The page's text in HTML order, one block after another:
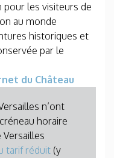
pour les visiteurs de
au monde
historiques et
par le
du Château
n’ont
horaire
Versailles
tarif réduit (y